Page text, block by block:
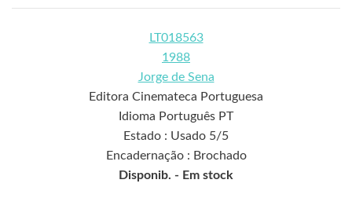
LT018563
1988
Jorge de Sena
Editora Cinemateca Portuguesa
Idioma Português PT
Estado : Usado 5/5
Encadernação : Brochado
Disponib. - Em stock